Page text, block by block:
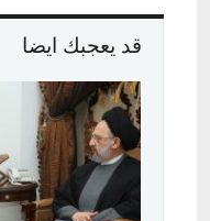
قد يعجبك ايضا